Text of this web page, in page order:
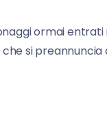
ormai
si preannuncia